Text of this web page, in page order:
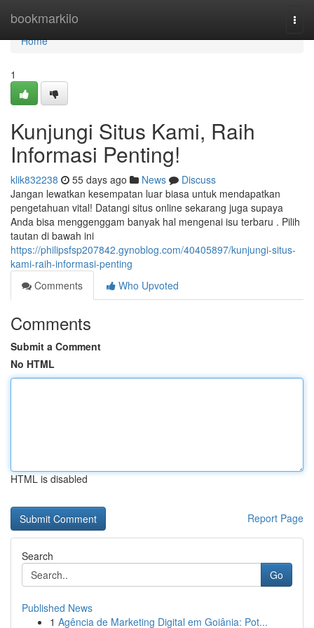
bookmarkilo
Home
Home
1
Kunjungi Situs Kami, Raih
Informasi Penting!
klik832238 55 days ago News
Discuss
Jangan lewatkan kesempatan luar biasa untuk mendapatkan
pengetahuan vital! Datangi situs online sekarang juga supaya
Anda bisa menggenggam banyak hal mengenai isu terbaru . Pilih
tautan di bawah ini
https://philipsfsp207842.gynoblog.com/40405897/kunjungi-situs-
kami-raih-informasi-penting
Comments
Who Upvoted
Comments
Submit a Comment
No HTML
HTML is disabled
Report Page
Search
Go
Published News
1 Agência de Marketing Digital em Goiânia: Pot...